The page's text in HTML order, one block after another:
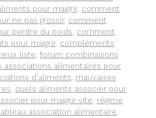
pour maigrir, comment
ne pas grossir, comment
perdre du poids, comment
pour maigrir, compléments
liste, forum combinaisons
associations alimentaires pour
d'aliments, mauvaises
, quels aliments associer pour
pour maigrir vite, régime
association alimentaire,